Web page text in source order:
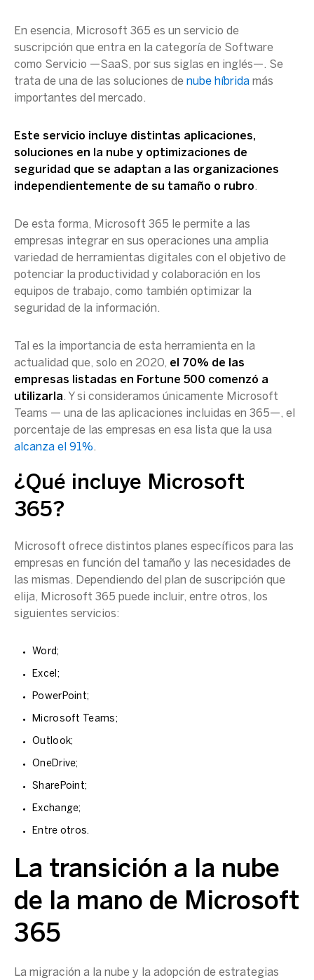
En esencia, Microsoft 365 es un servicio de
suscripción que entra en la categoría de Software
como Servicio —SaaS, por sus siglas en inglés—. Se
trata de una de las soluciones de nube híbrida más
importantes del mercado.
Este servicio incluye distintas aplicaciones,
soluciones en la nube y optimizaciones de
seguridad que se adaptan a las organizaciones
independientemente de su tamaño o rubro.
De esta forma, Microsoft 365 le permite a las
empresas integrar en sus operaciones una amplia
variedad de herramientas digitales con el objetivo de
potenciar la productividad y colaboración en los
equipos de trabajo, como también optimizar la
seguridad de la información.
Tal es la importancia de esta herramienta en la
actualidad que, solo en 2020, el 70% de las
empresas listadas en Fortune 500 comenzó a
utilizarla. Y si consideramos únicamente Microsoft
Teams — una de las aplicaciones incluidas en 365—, el
porcentaje de las empresas en esa lista que la usa
alcanza el 91%.
¿Qué incluye Microsoft
365?
Microsoft ofrece distintos planes específicos para las
empresas en función del tamaño y las necesidades de
las mismas. Dependiendo del plan de suscripción que
elija, Microsoft 365 puede incluir, entre otros, los
siguientes servicios:
Word;
Excel;
PowerPoint;
Microsoft Teams;
Outlook;
OneDrive;
SharePoint;
Exchange;
Entre otros.
La transición a la nube
de la mano de Microsoft
365
La migración a la nube y la adopción de estrategias